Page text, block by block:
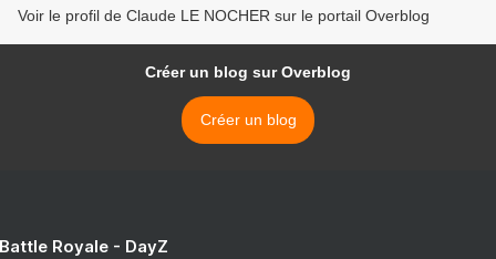
Voir le profil de Claude LE NOCHER sur le portail Overblog
Créer un blog sur Overblog
Créer un blog
Royale - DayZ